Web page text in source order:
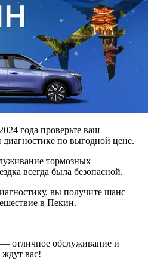
года проверьте ваш
по выгодной цене.
тормозных
всегда была безопасной.
вы получите шанс
в Пекин.
отличное обслуживание и
вас!